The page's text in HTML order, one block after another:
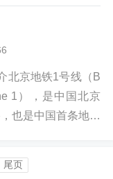
北京地铁1号线（B
1），是中国北京
也是中国首条地铁
尾页